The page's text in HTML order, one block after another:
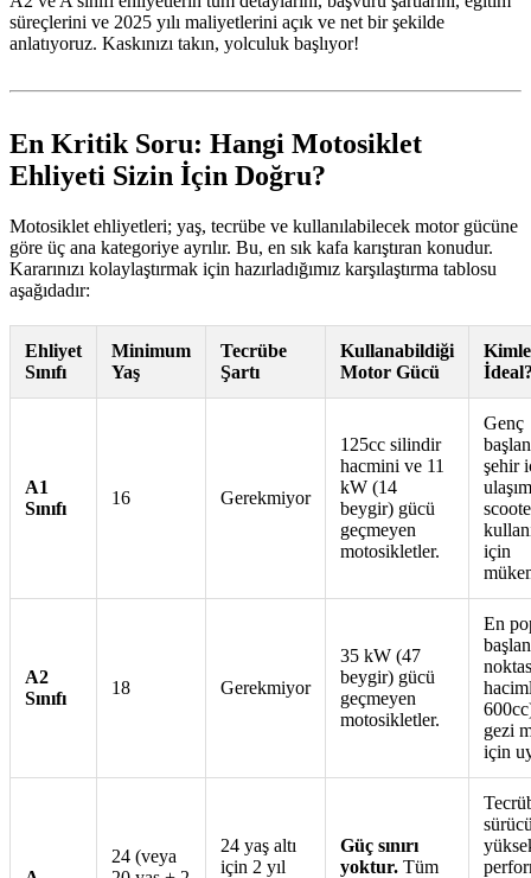
süreçlerini ve 2025 yılı maliyetlerini açık ve net bir şekilde
anlatıyoruz. Kaskınızı takın, yolculuk başlıyor!
En Kritik Soru: Hangi Motosiklet
Ehliyeti Sizin İçin Doğru?
Motosiklet ehliyetleri; yaş, tecrübe ve kullanılabilecek motor gücüne
göre üç ana kategoriye ayrılır. Bu, en sık kafa karıştıran konudur.
Kararınızı kolaylaştırmak için hazırladığımız karşılaştırma tablosu
aşağıdadır:
Ehliyet
Sınıfı
Minimum
Yaş
Tecrübe
Şartı
Kullanabildiği
Motor Gücü
A1
Sınıfı
16 Gerekmiyor
125cc silindir
hacmini ve 11
kW (14
beygir) gücü
geçmeyen
motosikletler.
Genç
şehir
için
A2
Sınıfı
18 Gerekmiyor
35 kW (47
beygir) gücü
geçmeyen
motosikletler.
En
gezi
için
24 (veya
24 yaş altı
için 2 yıl
Güç sınırı
yoktur. Tüm